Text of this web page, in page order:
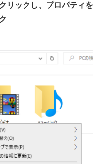
リックし、プロパティを